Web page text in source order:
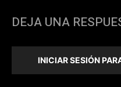
DEJA UNA
INICIAR SESIÓN